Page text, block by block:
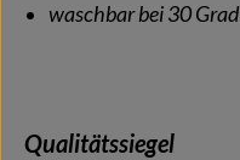
waschbar bei 30 Grad
Qualitätssiegel